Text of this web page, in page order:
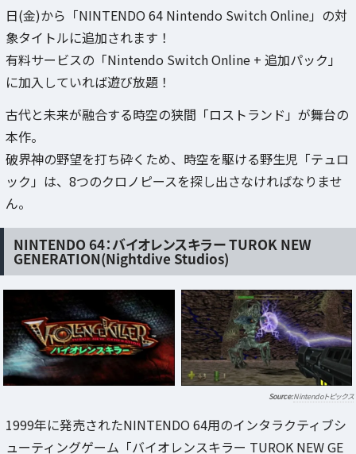
日(金)から「NINTENDO 64 Nintendo Switch Online」の対
象タイトルに追加されます！
有料サービスの「Nintendo Switch Online + 追加パック」
に加入していれば遊び放題！
古代と未来が融合する時空の狭間「ロストランド」が舞台の
本作。
破界神の野望を打ち砕くため、時空を駆ける野生児「テュロ
ック」は、8つのクロノピースを探し出さなければなりませ
ん。
NINTENDO 64：バイオレンスキラー TUROK NEW
GENERATION(Nightdive Studios)
Nintendoトピックス
1999年に発売されたNINTENDO 64用のインタラクティブシ
ューティングゲーム「バイオレンスキラー TUROK NEW GE